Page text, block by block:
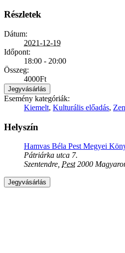
Részletek
Dátum:
2021-12-19
Időpont:
18:00 - 20:00
Összeg:
4000Ft
Jegyvásárlás
Esemény kategóriák:
Kiemelt, Kulturális előadás,
Helyszín
Hamvas Béla Pest Megyei
Pátriárka utca 7.
Szentendre, Pest 2000
Jegyvásárlás